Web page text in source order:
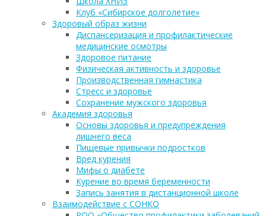
Клуб «Сибирское долголетие»
Здоровый образ жизни
Диспансеризация и профилактические
медицинские осмотры
Здоровое питание
Физическая активность и здоровье
Производственная гимнастика
Стресс и здоровье
Сохранение мужского здоровья
Академия здоровья
Основы здоровья и предупреждения
лишнего веса
Пищевые привычки подростков
Вред курения
Мифы о диабете
Курение во время беременности
Запись занятия в дистанционной школе
Взаимодействие с СОНКО